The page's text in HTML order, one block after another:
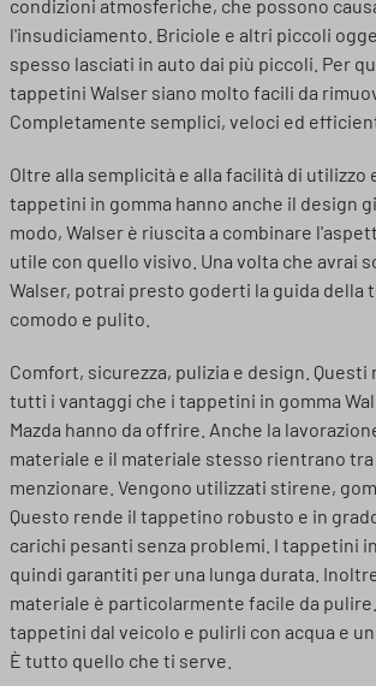
condizioni atmosferiche, che possono
l'insudiciamento. Briciole e altri piccoli
spesso lasciati in auto dai più piccoli. Per
tappetini Walser siano molto facili da
Completamente semplici, veloci ed
Oltre alla semplicità e alla facilità di utilizzo
tappetini in gomma hanno anche il design
modo, Walser è riuscita a combinare
utile con quello visivo. Una volta che avrai
Walser, potrai presto goderti la guida della
comodo e pulito.
Comfort, sicurezza, pulizia e design.
tutti i vantaggi che i tappetini in gomma
Mazda hanno da offrire. Anche la
materiale e il materiale stesso rientrano tra
menzionare. Vengono utilizzati stirene,
Questo rende il tappetino robusto e in
carichi pesanti senza problemi. I tappetini
quindi garantiti per una lunga durata.
materiale è particolarmente facile da
tappetini dal veicolo e pulirli con acqua e
È tutto quello che ti serve.